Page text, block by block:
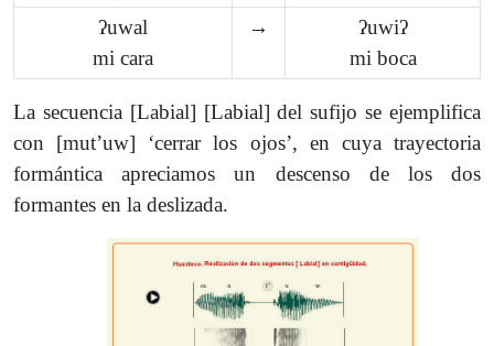
ʔuwal
mi cara
→
ʔuwiʔ
mi boca
La secuencia [Labial] [Labial] del sufijo se ejemplifica
con [mutʼuw] ‘cerrar los ojos’, en cuya trayectoria
formántica apreciamos un descenso de los dos
formantes en la deslizada.